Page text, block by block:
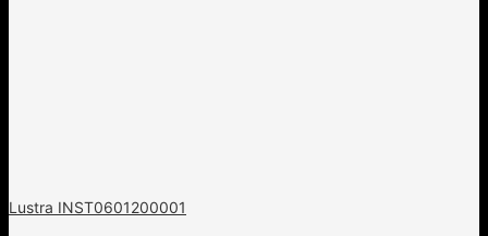
Lustra INST0601200001